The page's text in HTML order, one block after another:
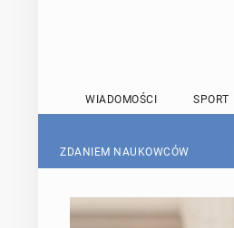
WIADOMOŚCI SPORT
ZDANIEM NAUKOWCÓW